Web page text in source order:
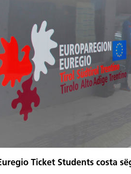
Ticket Students costa